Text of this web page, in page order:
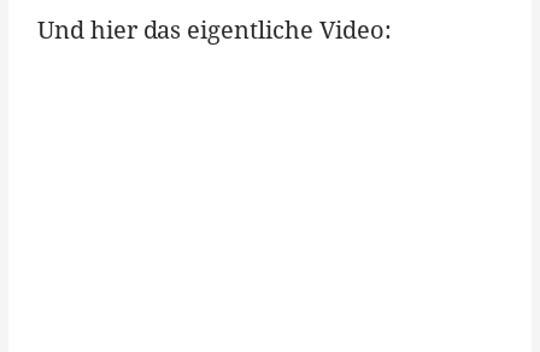
Und hier das eigentliche Video: